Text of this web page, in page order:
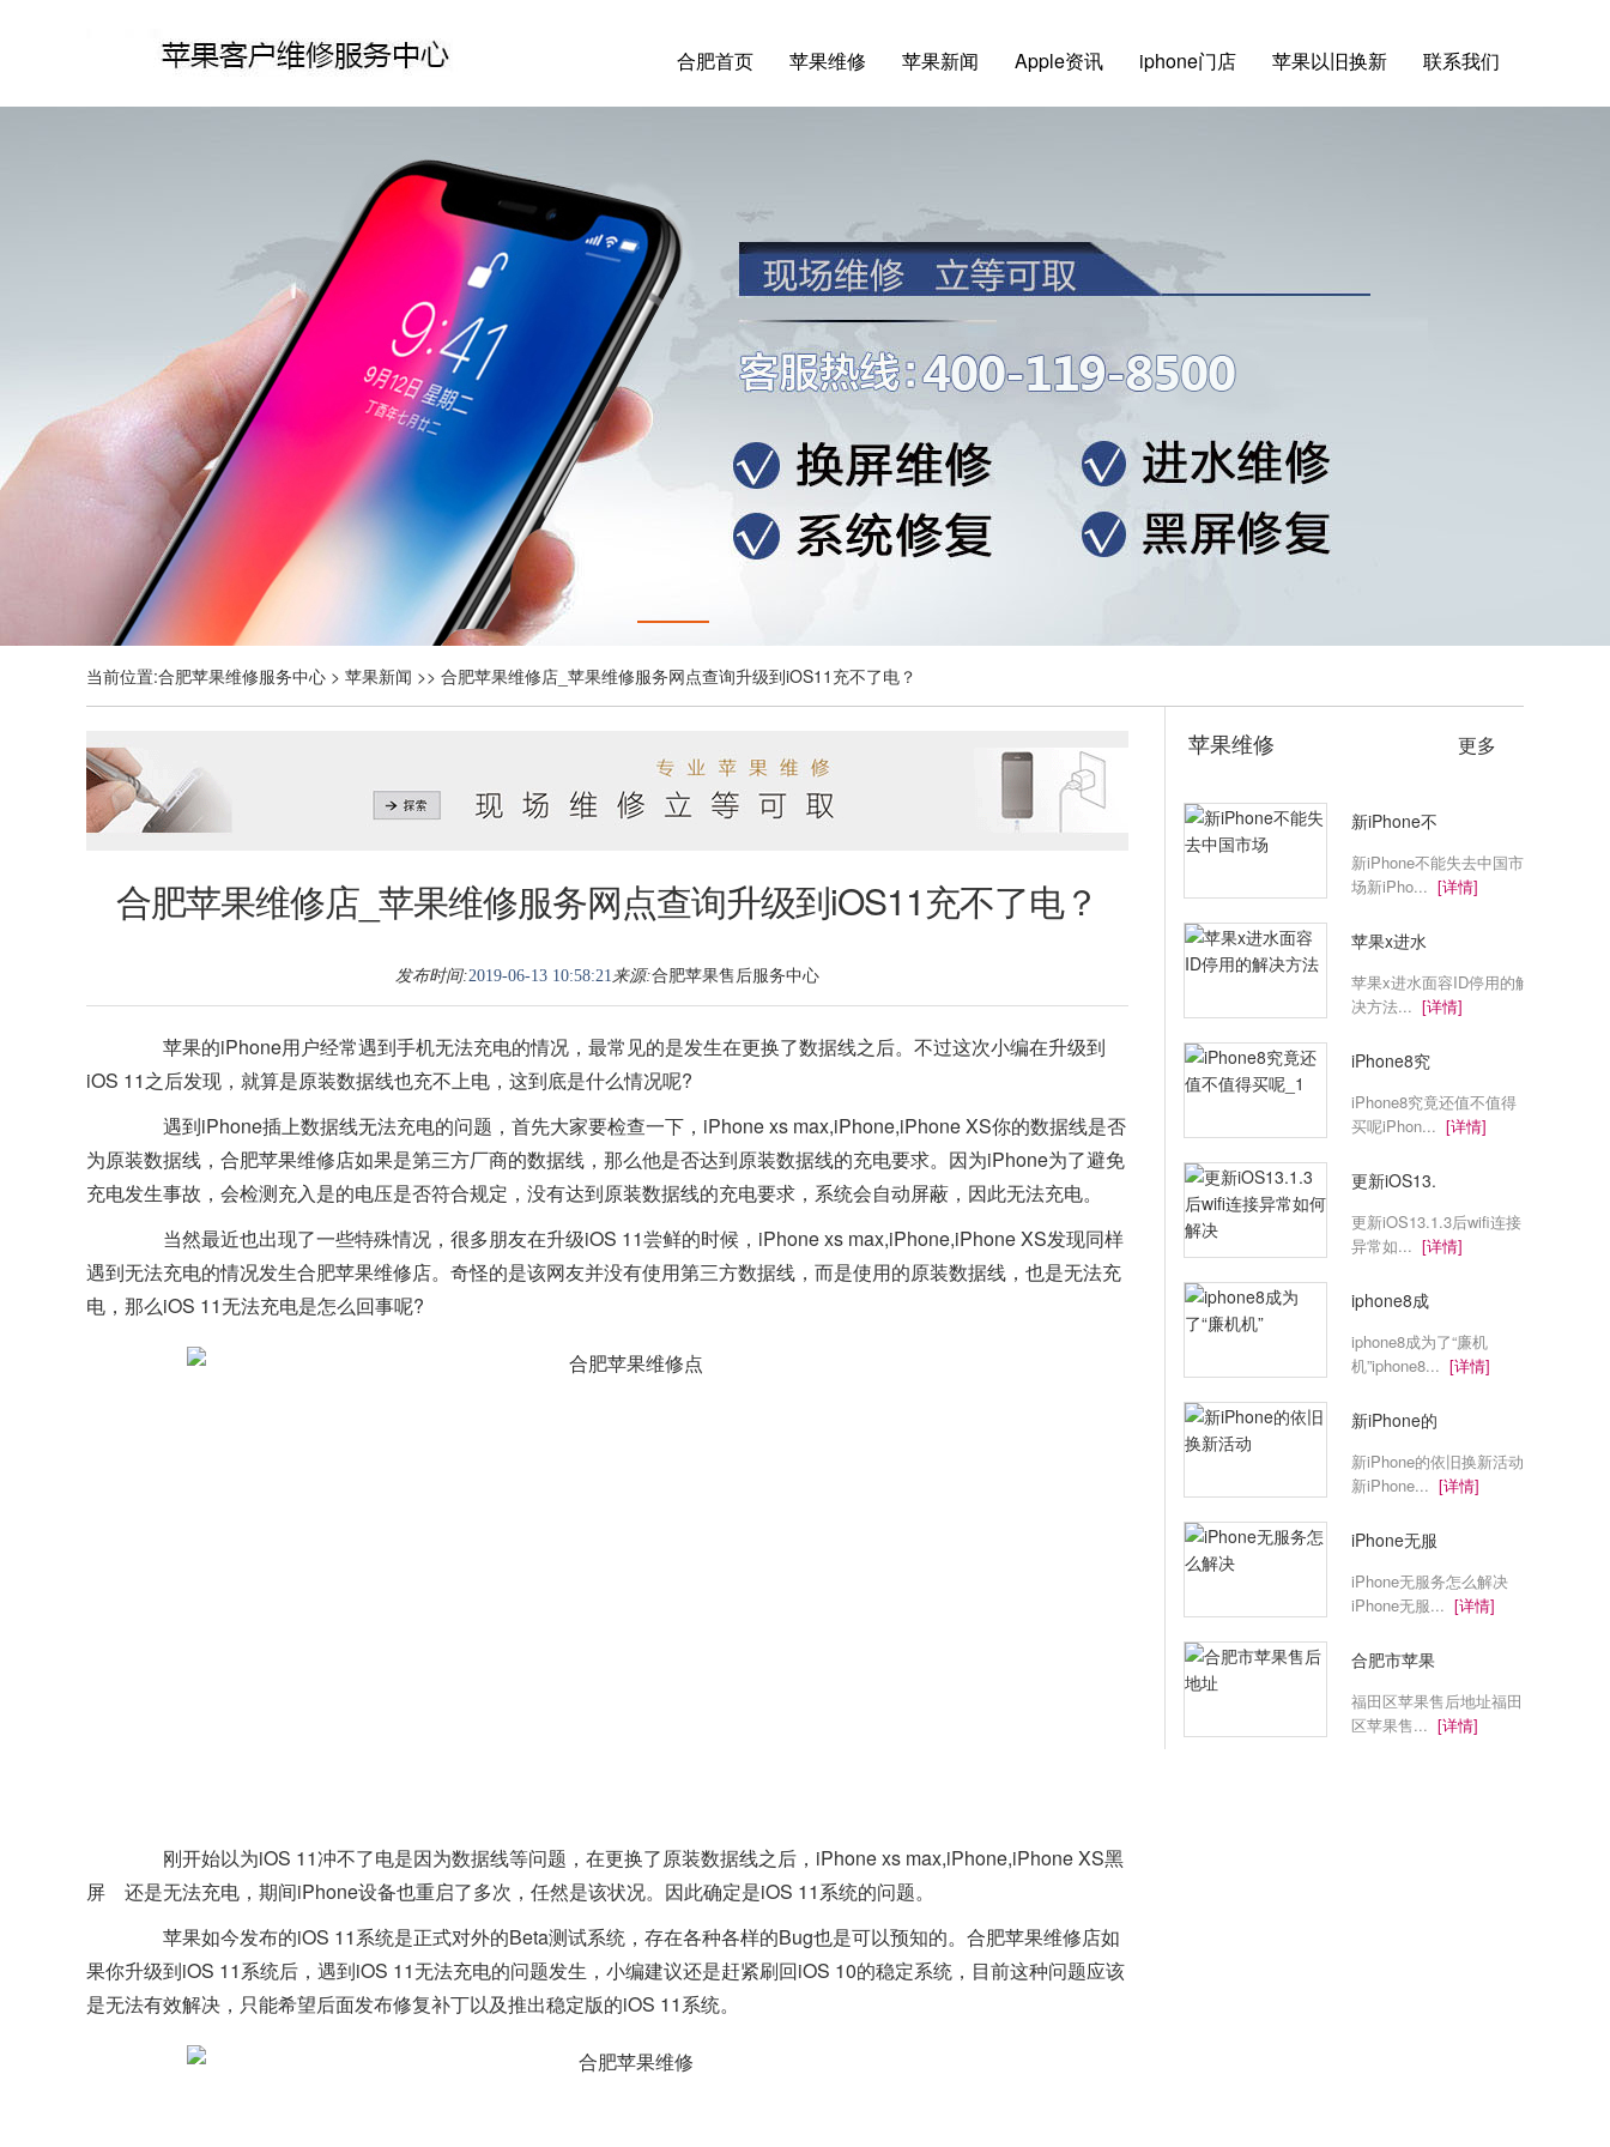
合肥首页 苹果维修 苹果新闻 Apple资讯 iphone门店 苹果以旧换新 联系我们
当前位置:合肥苹果维修服务中心 > 苹果新闻 >> 合肥苹果维修店_苹果维修服务网点查询升级到iOS11充不了电？
合肥苹果维修店_苹果维修服务网点查询升级到iOS11充不了电？
发布时间:2019-06-13 10:58:21来源:合肥苹果售后服务中心
苹果的iPhone用户经常遇到手机无法充电的情况，最常见的是发生在更换了数据线之后。不过这次小编在升级到
iOS 11之后发现，就算是原装数据线也充不上电，这到底是什么情况呢?
遇到iPhone插上数据线无法充电的问题，首先大家要检查一下，iPhone xs max,iPhone,iPhone XS你的数据线是否
为原装数据线，合肥苹果维修店如果是第三方厂商的数据线，那么他是否达到原装数据线的充电要求。因为iPhone为了避免
充电发生事故，会检测充入是的电压是否符合规定，没有达到原装数据线的充电要求，系统会自动屏蔽，因此无法充电。
当然最近也出现了一些特殊情况，很多朋友在升级iOS 11尝鲜的时候，iPhone xs max,iPhone,iPhone XS发现同样
遇到无法充电的情况发生合肥苹果维修店。奇怪的是该网友并没有使用第三方数据线，而是使用的原装数据线，也是无法充
电，那么iOS 11无法充电是怎么回事呢?
刚开始以为iOS 11冲不了电是因为数据线等问题，在更换了原装数据线之后，iPhone xs max,iPhone,iPhone XS黑
屏 还是无法充电，期间iPhone设备也重启了多次，任然是该状况。因此确定是iOS 11系统的问题。
苹果如今发布的iOS 11系统是正式对外的Beta测试系统，存在各种各样的Bug也是可以预知的。合肥苹果维修店如
果你升级到iOS 11系统后，遇到iOS 11无法充电的问题发生，小编建议还是赶紧刷回iOS 10的稳定系统，目前这种问题应该
是无法有效解决，只能希望后面发布修复补丁以及推出稳定版的iOS 11系统。
苹果维修 更多
新iPhone不
新iPhone不能失去中国市
场新iPho... [详情]
苹果x进水
苹果x进水面容ID停用的解
决方法... [详情]
iPhone8究
iPhone8究竟还值不值得
买呢iPhon... [详情]
更新iOS13.
更新iOS13.1.3后wifi连接
异常如... [详情]
iphone8成
iphone8成为了“廉机
机”iphone8... [详情]
新iPhone的
新iPhone的依旧换新活动
新iPhone... [详情]
iPhone无服
iPhone无服务怎么解决
iPhone无服... [详情]
合肥市苹果
福田区苹果售后地址福田
区苹果售... [详情]